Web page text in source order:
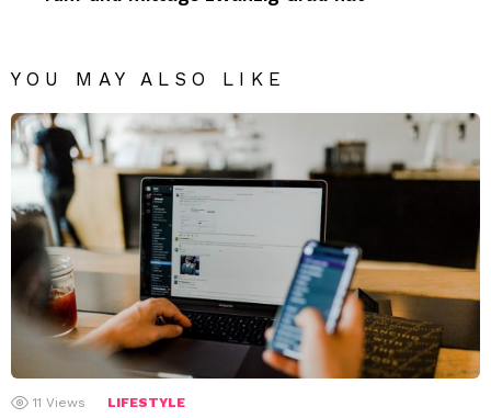
YOU MAY ALSO LIKE
11 Views LIFESTYLE